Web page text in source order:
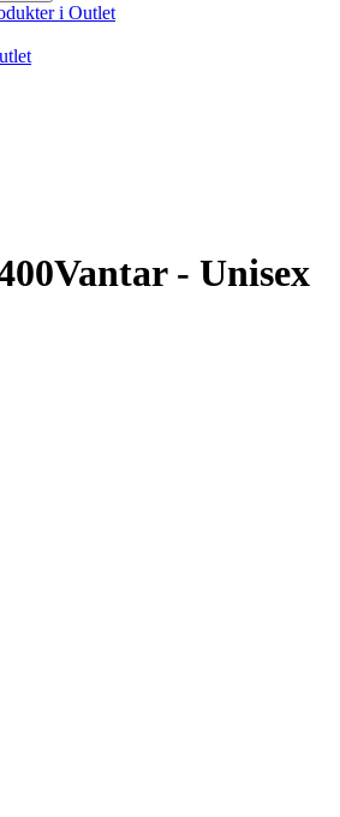
i Outlet
Vantar - Unisex